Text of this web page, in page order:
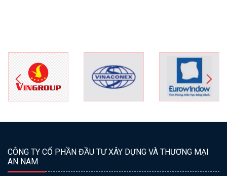
CÔNG TY CỔ PHẦN ĐẦU TƯ XÂY DỰNG VÀ THƯƠNG MẠI
AN NAM